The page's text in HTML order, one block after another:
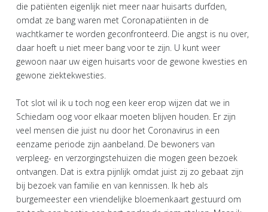
die patiënten eigenlijk niet meer naar huisarts durfden,
omdat ze bang waren met Coronapatiënten in de
wachtkamer te worden geconfronteerd. Die angst is nu over,
daar hoeft u niet meer bang voor te zijn. U kunt weer
gewoon naar uw eigen huisarts voor de gewone kwesties en
gewone ziektekwesties.
Tot slot wil ik u toch nog een keer erop wijzen dat we in
Schiedam oog voor elkaar moeten blijven houden. Er zijn
veel mensen die juist nu door het Coronavirus in een
eenzame periode zijn aanbeland. De bewoners van
verpleeg- en verzorgingstehuizen die mogen geen bezoek
ontvangen. Dat is extra pijnlijk omdat juist zij zo gebaat zijn
bij bezoek van familie en van kennissen. Ik heb als
burgemeester een vriendelijke bloemenkaart gestuurd om